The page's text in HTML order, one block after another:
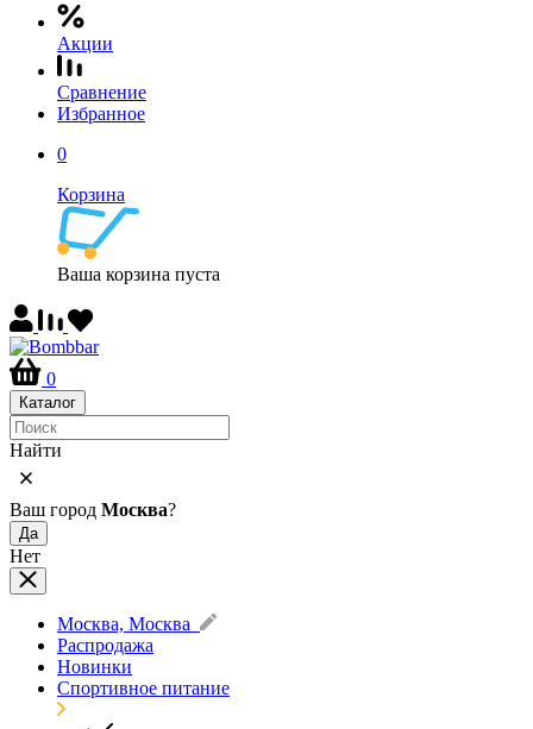
Акции
Сравнение
Избранное
0
Корзина
Ваша корзина пуста
0
Каталог
Найти
Ваш город Москва?
Да
Нет
Москва, Москва
Распродажа
Новинки
Спортивное питание